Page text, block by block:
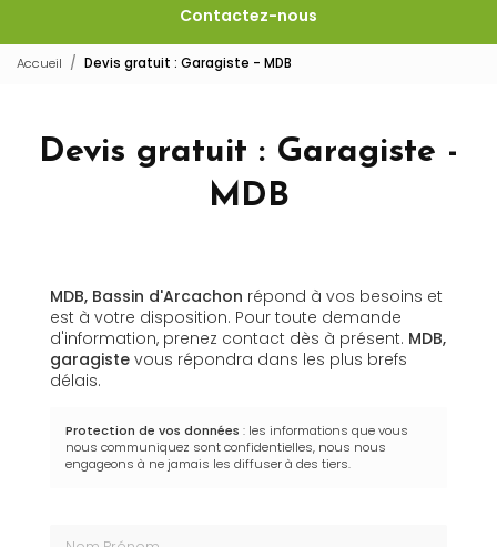
Contactez-nous
Accueil Devis gratuit : Garagiste - MDB
Devis gratuit : Garagiste -
MDB
MDB, Bassin d'Arcachon répond à vos besoins et
est à votre disposition. Pour toute demande
d'information, prenez contact dès à présent. MDB,
garagiste vous répondra dans les plus brefs
délais.
Protection de vos données : les informations que vous
nous communiquez sont confidentielles, nous nous
engageons à ne jamais les diffuser à des tiers.